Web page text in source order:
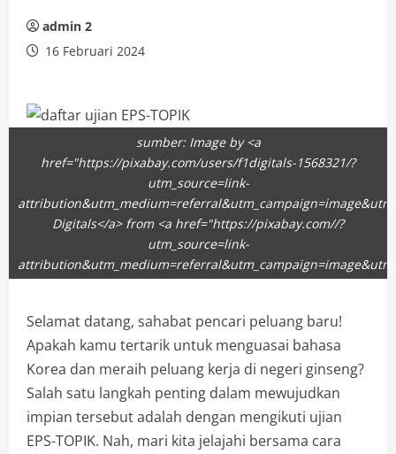
admin 2
16 Februari 2024
sumber: Image by <a
href="https://pixabay.com/users/f1digitals-1568321/?
utm_source=link-
Digitals</a> from <a href="https://pixabay.com//?
utm_source=link-
Selamat datang, sahabat pencari peluang baru!
Apakah kamu tertarik untuk menguasai bahasa
Korea dan meraih peluang kerja di negeri ginseng?
Salah satu langkah penting dalam mewujudkan
impian tersebut adalah dengan mengikuti ujian
EPS-TOPIK. Nah, mari kita jelajahi bersama cara